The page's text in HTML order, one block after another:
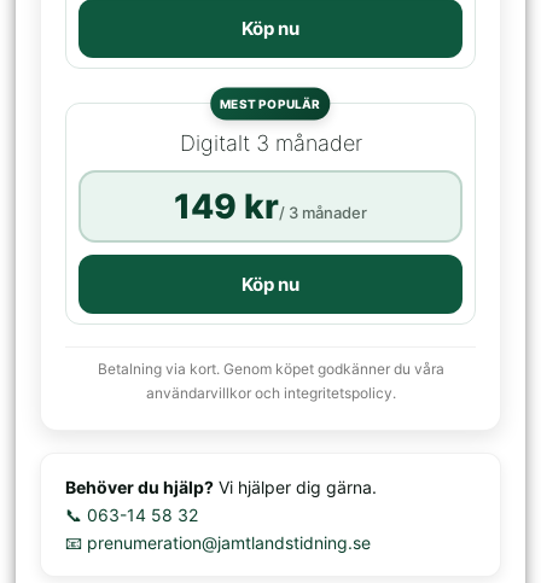
Köp nu
MEST POPULÄR
Digitalt 3 månader
149 kr/ 3 månader
Köp nu
Betalning via kort. Genom köpet godkänner du våra
användarvillkor och integritetspolicy.
Behöver du hjälp? Vi hjälper dig gärna.
📞 063-14 58 32
📧 prenumeration@jamtlandstidning.se